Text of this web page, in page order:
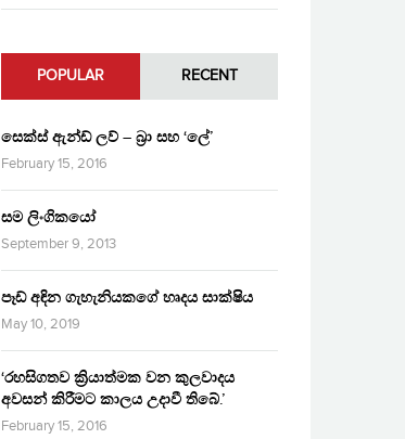
POPULAR RECENT
සෙක්ස් ඇන්ඩ් ලව් – බ්‍රා සහ ‘ලේ’
February 15, 2016
සම ලිංගිකයෝ
September 9, 2013
පෑඩ් අඳින ගැහැනියකගේ හෘදය සාක්ෂිය
May 10, 2019
‘රහසිගතව ක්‍රියාත්මක වන කුලවාදය
අවසන් කිරීමට කාලය උදාවී තිබේ.’
February 15, 2016